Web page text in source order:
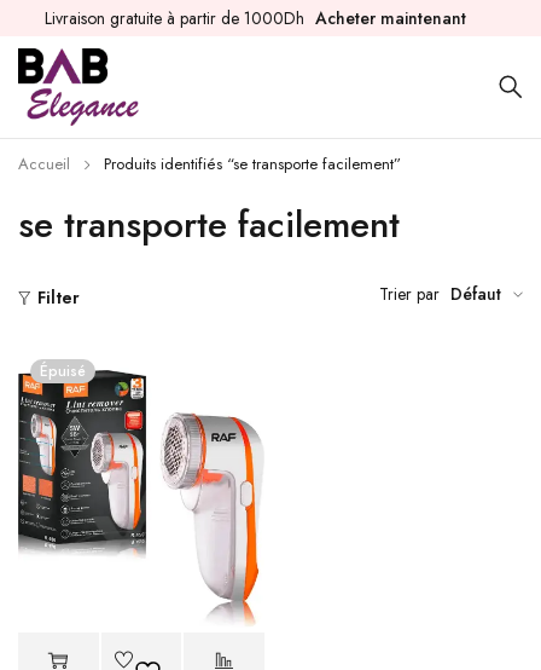
Livraison gratuite à partir de 1000Dh Acheter maintenant
se transporte facilement
Accueil Produits identifiés “se transporte facilement”
Filter Trier par Défaut
Épuisé